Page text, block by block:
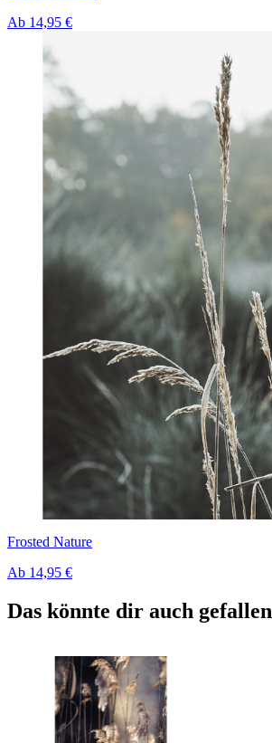
Ab 14,95 €
Frosted Nature
Ab 14,95 €
Das könnte dir auch gefallen